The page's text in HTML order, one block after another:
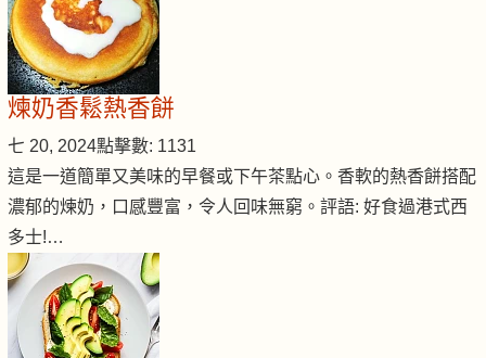
煉奶香鬆熱香餅
七 20, 2024點擊數: 1131
這是一道簡單又美味的早餐或下午茶點心。香軟的熱香餅搭配
濃郁的煉奶，口感豐富，令人回味無窮。評語: 好食過港式西
多士!…